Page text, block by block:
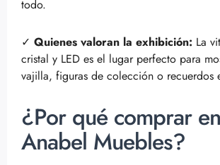
todo.
✓ Quienes valoran la exhibición: La
cristal y LED es el lugar perfecto para
vajilla, figuras de colección o recuerdos
¿Por qué comprar en
Anabel Muebles?